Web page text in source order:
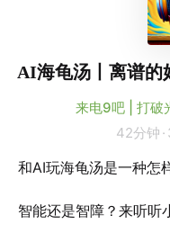
AI海龟汤丨离谱的
来电9吧 | 打破
42分钟 ·
和AI玩海龟汤是一种怎
智能还是智障？来听听